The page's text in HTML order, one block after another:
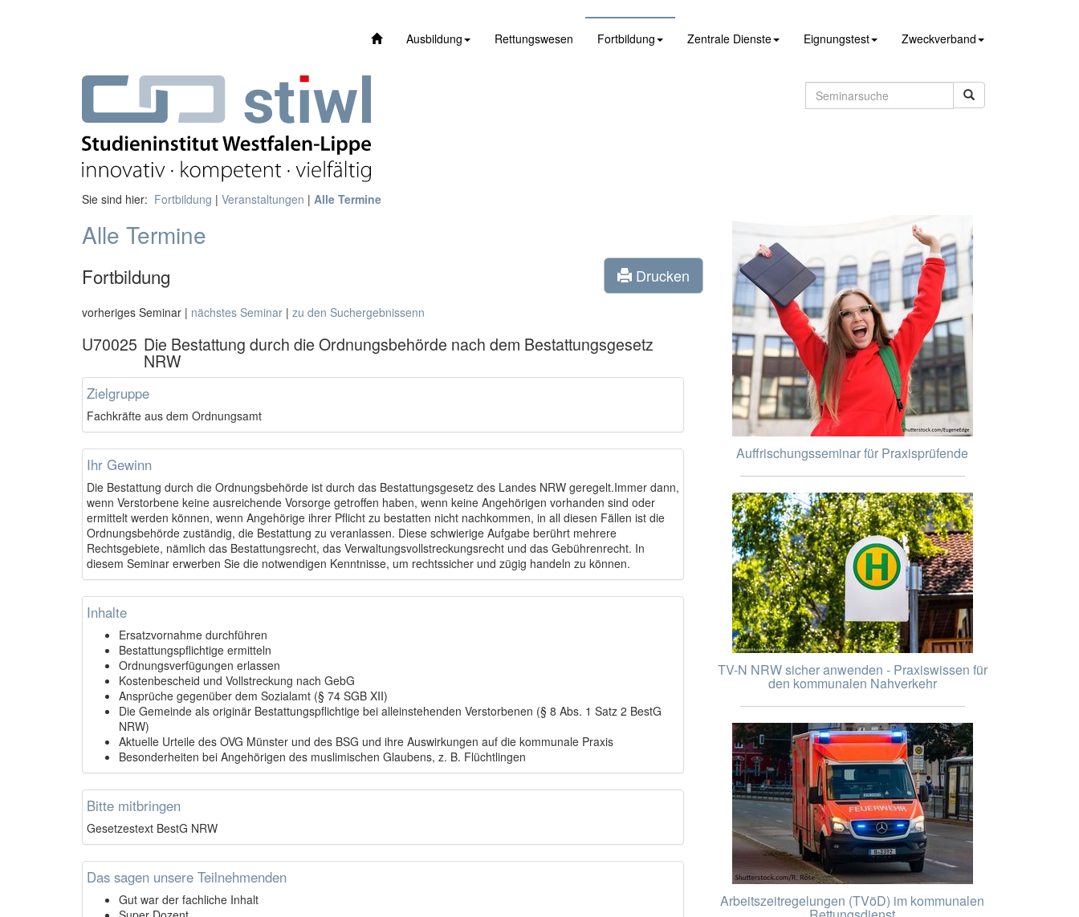
Ausbildung Rettungswesen Fortbildung Zentrale Dienste Eignungstest Zweckverband
Sie sind hier: Fortbildung | Veranstaltungen | Alle Termine
Alle Termine
Fortbildung Drucken
vorheriges Seminar | nächstes Seminar | zu den Suchergebnissenn
U70025 Die Bestattung durch die Ordnungsbehörde nach dem Bestattungsgesetz
NRW
Zielgruppe
Fachkräfte aus dem Ordnungsamt
Ihr Gewinn
Die Bestattung durch die Ordnungsbehörde ist durch das Bestattungsgesetz des Landes NRW geregelt.Immer dann,
wenn Verstorbene keine ausreichende Vorsorge getroffen haben, wenn keine Angehörigen vorhanden sind oder
ermittelt werden können, wenn Angehörige ihrer Pflicht zu bestatten nicht nachkommen, in all diesen Fällen ist die
Ordnungsbehörde zuständig, die Bestattung zu veranlassen. Diese schwierige Aufgabe berührt mehrere
Rechtsgebiete, nämlich das Bestattungsrecht, das Verwaltungsvollstreckungsrecht und das Gebührenrecht. In
diesem Seminar erwerben Sie die notwendigen Kenntnisse, um rechtssicher und zügig handeln zu können.
Inhalte
Ersatzvornahme durchführen
Bestattungspflichtige ermitteln
Ordnungsverfügungen erlassen
Kostenbescheid und Vollstreckung nach GebG
Ansprüche gegenüber dem Sozialamt (§ 74 SGB XII)
Die Gemeinde als originär Bestattungspflichtige bei alleinstehenden Verstorbenen (§ 8 Abs. 1 Satz 2 BestG
NRW)
Aktuelle Urteile des OVG Münster und des BSG und ihre Auswirkungen auf die kommunale Praxis
Besonderheiten bei Angehörigen des muslimischen Glaubens, z. B. Flüchtlingen
Bitte mitbringen
Gesetzestext BestG NRW
Das sagen unsere Teilnehmenden
Gut war der fachliche Inhalt
Auffrischungsseminar für Praxisprüfende
TV-N NRW sicher anwenden - Praxiswissen für
den kommunalen Nahverkehr
Arbeitszeitregelungen (TVöD) im kommunalen